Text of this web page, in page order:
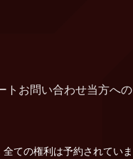
ト お問い合わせ当方へ
ての権利は予約されてい